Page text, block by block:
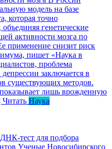
модель на базе
которая точно
генетические
активности мозга по
применение снизит риск
пишет «Наука в
проблема
заключается в
существующих методов.
лишь врожденную
Читать Наука
тест для подбора
Ученые Новосибирского